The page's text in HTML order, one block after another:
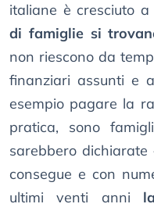
italiane è cresciuto
di famiglie si
non riescono da
finanziari assunti e
esempio pagare la
pratica, sono
sarebbero dichiarate
consegue e con
ultimi venti anni